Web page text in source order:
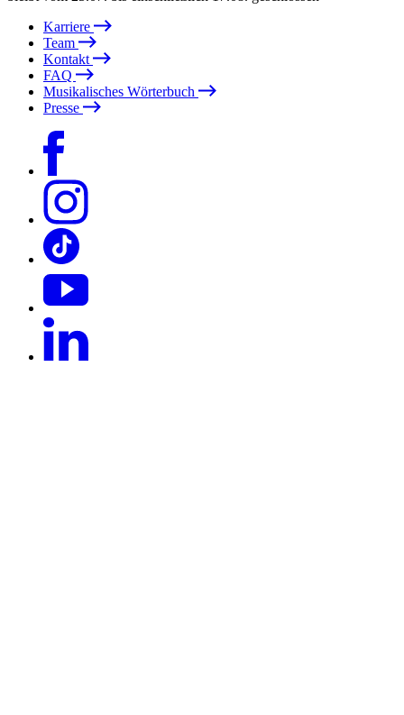
Karriere
Team
Kontakt
FAQ
Musikalisches Wörterbuch
Presse